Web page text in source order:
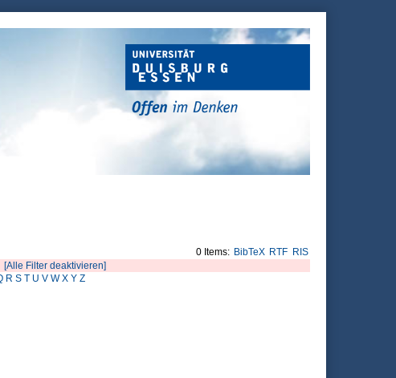
0 Items: BibTeX RTF RIS
[Alle Filter deaktivieren]
R S T U V W X Y Z